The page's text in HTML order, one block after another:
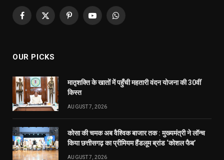
Facebook
X
PinterestYouTubeWhatsApp
OUR PICKS
मातृशक्ति के खातों में पहुँची महतारी वंदन योजना की 30वीं
किस्त
AUGUST 7, 2026
कोसा की चमक अब वैश्विक बाजार तक : मुख्यमंत्री ने लॉन्च
किया छत्तीसगढ़ का प्रीमियम हैंडलूम ब्रांड ‘कोशल फैब’
AUGUST 7, 2026